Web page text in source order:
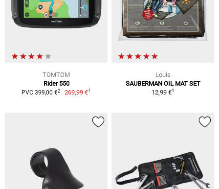
TOMTOM
Rider 550
PVC 399,00 €2 269,99 €1
Louis
SAUBERMAN OIL MAT SET
12,99 €1